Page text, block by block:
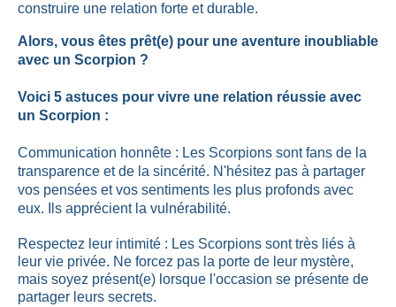
construire une relation forte et durable.
Alors, vous êtes prêt(e) pour une aventure inoubliable
avec un Scorpion ?
Voici 5 astuces pour vivre une relation réussie avec
un Scorpion :
Communication honnête : Les Scorpions sont fans de la
transparence et de la sincérité. N'hésitez pas à partager
vos pensées et vos sentiments les plus profonds avec
eux. Ils apprécient la vulnérabilité.
Respectez leur intimité : Les Scorpions sont très liés à
leur vie privée. Ne forcez pas la porte de leur mystère,
mais soyez présent(e) lorsque l'occasion se présente de
partager leurs secrets.